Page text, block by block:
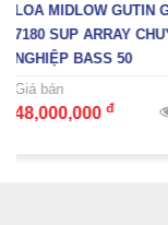
2343
LOA KÉO
ACNOS
CÙNG HÈ )
6,690,000